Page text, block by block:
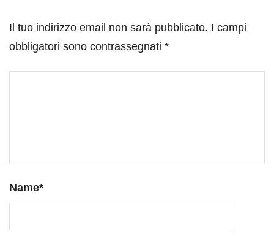
Il tuo indirizzo email non sarà pubblicato. I campi
obbligatori sono contrassegnati *
Name*